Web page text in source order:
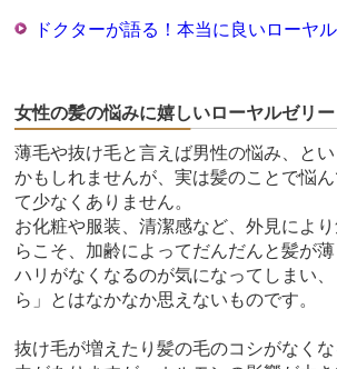
ドクターが語る！本当に良いローヤ
女性の髪の悩みに嬉しいローヤルゼリー
薄毛や抜け毛と言えば男性の悩み、と
かもしれませんが、実は髪のことで悩
て少なくありません。
お化粧や服装、清潔感など、外見によ
らこそ、加齢によってだんだんと髪が
ハリがなくなるのが気になってしまい
ら」とはなかなか思えないものです。
抜け毛が増えたり髪の毛のコシがなく